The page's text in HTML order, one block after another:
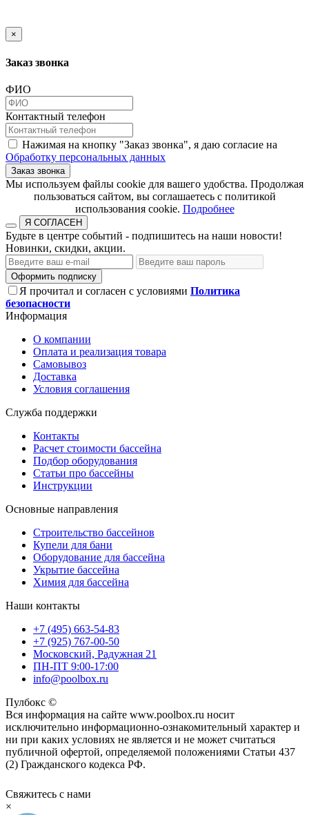
×
Заказ звонка
ФИО
Контактный телефон
Нажимая на кнопку "Заказ звонка", я даю согласие на
Обработку персональных данных
Заказ звонка
​​​​​​​Мы используем файлы cookie для вашего удобства. Продолжая
пользоваться сайтом, вы соглашаетесь с политикой
использования cookie.​​​​​​​ Подробнее
Я СОГЛАСЕН
Будьте в центре событий - подпишитесь на наши новости!
Новинки, скидки, акции.
Оформить подписку
Я прочитал и согласен с условиями Политика
безопасности
Информация
О компании
Оплата и реализация товара
Самовывоз
Доставка
Условия соглашения
Служба поддержки
Контакты
Расчет стоимости бассейна
Подбор оборудования
Статьи про бассейны
Инструкции
Основные направления
Строительство бассейнов
Купели для бани
Оборудование для бассейна
Укрытие бассейна
Химия для бассейна
Наши контакты
+7 (495) 663-54-83
+7 (925) 767-00-50
Московский, Радужная 21
ПН-ПТ 9:00-17:00
info@poolbox.ru
Пулбокс ©
Вся информация на сайте www.poolbox.ru носит
исключительно информационно-ознакомительный характер и
ни при каких условиях не является и не может считаться
публичной офертой, определяемой положениями Статьи 437
(2) Гражданского кодекса РФ.
Свяжитесь с нами
×